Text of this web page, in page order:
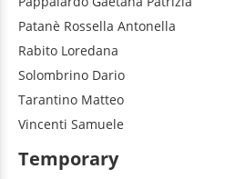
Patanè Rossella Antonella
Rabito Loredana
Solombrino Dario
Tarantino Matteo
Vincenti Samuele
Temporary